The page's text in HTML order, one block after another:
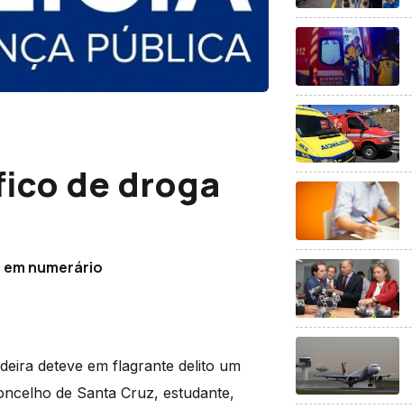
de droga
em numerário
deteve em flagrante delito um
de Santa Cruz, estudante,